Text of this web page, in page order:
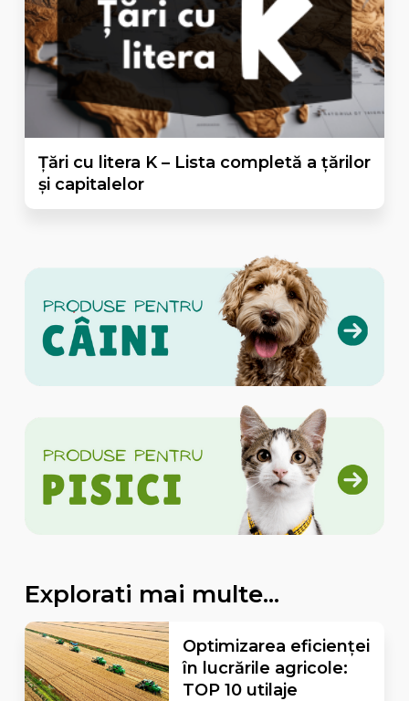
Țări cu litera K – Lista completă a țărilor
și capitalelor
Explorati mai multe...
Optimizarea eficienței
în lucrările agricole:
TOP 10 utilaje